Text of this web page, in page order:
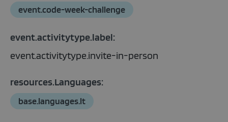
event.code-week-challenge
event.activitytype.label:
event.activitytype.invite-in-person
resources.Languages:
base.languages.lt